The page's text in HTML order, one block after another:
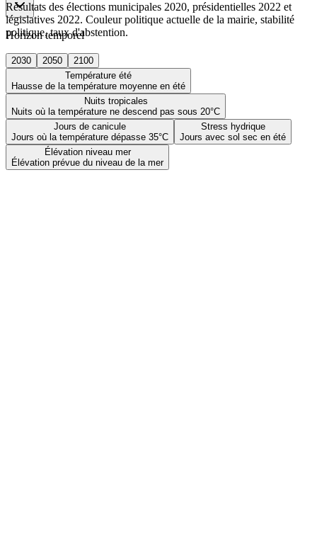
Horizon temporel
2030 2050
2100
Température été
Hausse de la température moyenne en été
Nuits tropicales
Nuits où la température ne descend pas sous 20°C
Jours de canicule
Jours où la température dépasse 35°C
Stress hydrique
Jours avec sol sec en été
Élévation niveau mer
Élévation prévue du niveau de la mer
Résultats des élections municipales 2020, présidentielles 2022 et
législatives 2022. Couleur politique actuelle de la mairie, stabilité
politique, taux d'abstention.